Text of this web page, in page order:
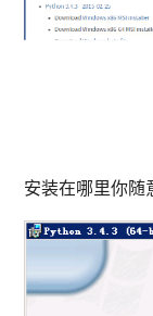
安装在哪里你随